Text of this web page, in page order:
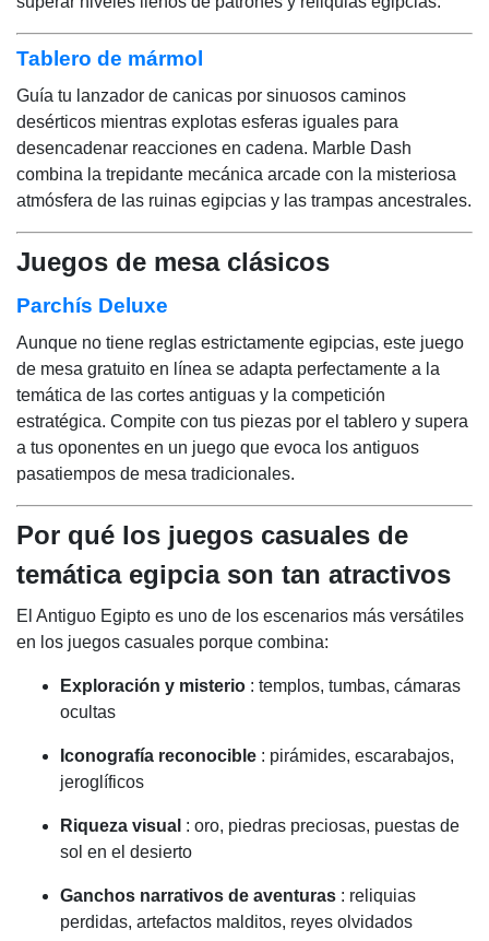
Tablero de mármol
Guía tu lanzador de canicas por sinuosos caminos
desérticos mientras explotas esferas iguales para
desencadenar reacciones en cadena. Marble Dash
combina la trepidante mecánica arcade con la misteriosa
atmósfera de las ruinas egipcias y las trampas ancestrales.
Juegos de mesa clásicos
Parchís Deluxe
Aunque no tiene reglas estrictamente egipcias, este juego
de mesa gratuito en línea se adapta perfectamente a la
temática de las cortes antiguas y la competición
estratégica. Compite con tus piezas por el tablero y supera
a tus oponentes en un juego que evoca los antiguos
pasatiempos de mesa tradicionales.
Por qué los juegos casuales de
temática egipcia son tan atractivos
El Antiguo Egipto es uno de los escenarios más versátiles
en los juegos casuales porque combina:
Exploración y misterio : templos, tumbas, cámaras
ocultas
Iconografía reconocible : pirámides, escarabajos,
jeroglíficos
Riqueza visual : oro, piedras preciosas, puestas de
sol en el desierto
Ganchos narrativos de aventuras : reliquias
perdidas, artefactos malditos, reyes olvidados